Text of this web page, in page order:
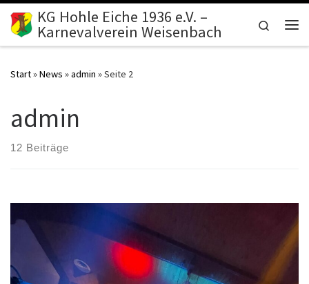
Zum Inhalt springen
KG Hohle Eiche 1936 e.V. –
Karnevalverein Weisenbach
Search
Start»News »admin »Seite 2
admin
12 Beiträge